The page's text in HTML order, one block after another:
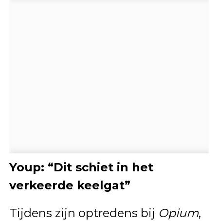
Youp: “Dit schiet in het
verkeerde keelgat”
Tijdens zijn optredens bij Opium,